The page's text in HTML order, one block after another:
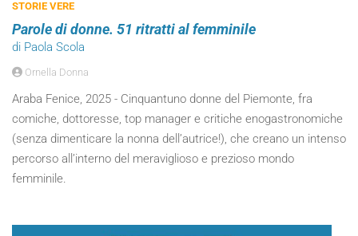
STORIE VERE
Parole di donne. 51 ritratti al femminile
di Paola Scola
Ornella Donna
Araba Fenice, 2025 - Cinquantuno donne del Piemonte, fra
comiche, dottoresse, top manager e critiche enogastronomiche
(senza dimenticare la nonna dell’autrice!), che creano un intenso
percorso all’interno del meraviglioso e prezioso mondo
femminile.